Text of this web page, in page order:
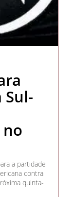
no
a partidade
contra
quinta-